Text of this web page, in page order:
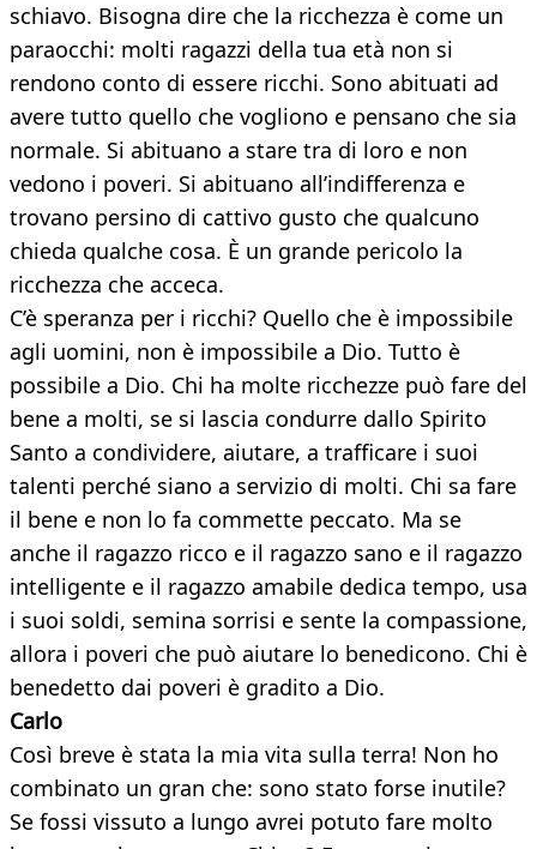
schiavo. Bisogna dire che la ricchezza è come un
paraocchi: molti ragazzi della tua età non si
rendono conto di essere ricchi. Sono abituati ad
avere tutto quello che vogliono e pensano che sia
normale. Si abituano a stare tra di loro e non
vedono i poveri. Si abituano all’indifferenza e
trovano persino di cattivo gusto che qualcuno
chieda qualche cosa. È un grande pericolo la
ricchezza che acceca.
C’è speranza per i ricchi? Quello che è impossibile
agli uomini, non è impossibile a Dio. Tutto è
possibile a Dio. Chi ha molte ricchezze può fare del
bene a molti, se si lascia condurre dallo Spirito
Santo a condividere, aiutare, a trafficare i suoi
talenti perché siano a servizio di molti. Chi sa fare
il bene e non lo fa commette peccato. Ma se
anche il ragazzo ricco e il ragazzo sano e il ragazzo
intelligente e il ragazzo amabile dedica tempo, usa
i suoi soldi, semina sorrisi e sente la compassione,
allora i poveri che può aiutare lo benedicono. Chi è
benedetto dai poveri è gradito a Dio.
Carlo
Così breve è stata la mia vita sulla terra! Non ho
combinato un gran che: sono stato forse inutile?
Se fossi vissuto a lungo avrei potuto fare molto